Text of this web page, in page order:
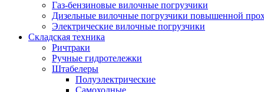
Газ-бензиновые вилочные погрузчики
Дизельные вилочные погрузчики повышенной
Электрические вилочные погрузчики
Складская техника
Ричтраки
Ручные гидротележки
Штабелеры
Полуэлектрические
Самоходные